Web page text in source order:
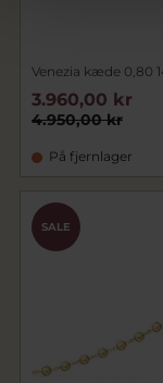
Venezia kæde 0,80
4.950,00 kr
3.960,00 kr
På fjernlager
SALE